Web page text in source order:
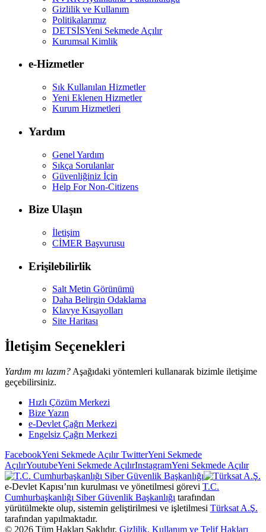
Gizlilik ve Kullanım
Politikalarımız
DETSİSYeni Sekmede Açılır
Kurumsal Kimlik
e-Hizmetler
Sık Kullanılan Hizmetler
Yeni Eklenen Hizmetler
Kurum Hizmetleri
Yardım
Genel Yardım
Sıkça Sorulanlar
Güvenliğiniz İçin
Help For Non-Citizens
Bize Ulaşın
İletişim
CİMER Başvurusu
Erişilebilirlik
Salt Metin Görünümü
Daha Belirgin Odaklama
Klavye Kısayolları
Site Haritası
İletişim Seçenekleri
Yardım mı lazım? Aşağıdaki yöntemleri kullanarak bizimle iletişime
geçebilirsiniz.
Hızlı Çözüm Merkezi
Bize Yazın
e-Devlet Çağrı Merkezi
Engelsiz Çağrı Merkezi
FacebookYeni Sekmede AçılırTwitterYeni Sekmede
AçılırYoutubeYeni Sekmede AçılırInstagramYeni Sekmede Açılır
e-Devlet Kapısı’nın kurulması ve yönetilmesi görevi T.C.
Cumhurbaşkanlığı Siber Güvenlik Başkanlığı tarafından
yürütülmekte olup, sistemin geliştirilmesi ve işletilmesi Türksat A.Ş.
tarafından yapılmaktadır.
© 2026 Tüm Hakları Saklıdır. Gizlilik, Kullanım ve Telif Hakları